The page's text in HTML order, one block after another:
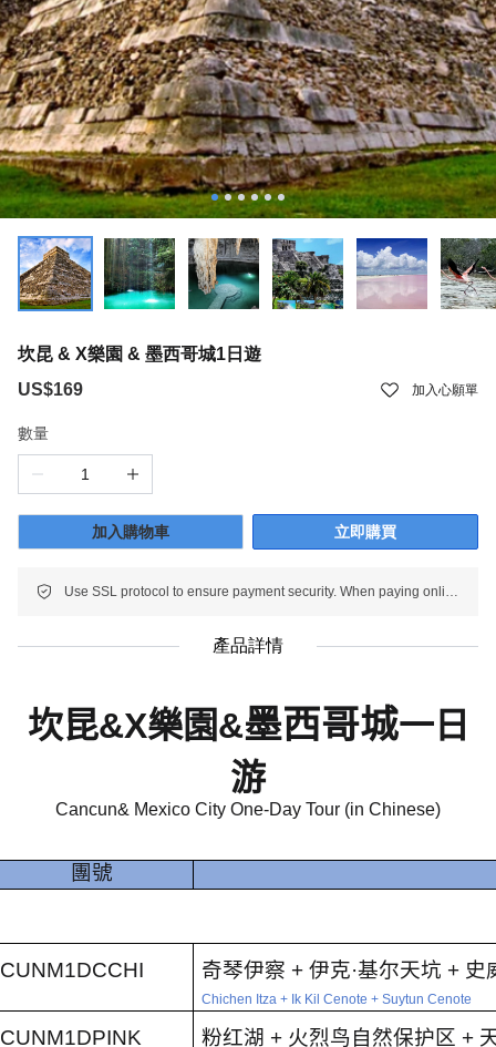
坎昆 & X樂園 & 墨西哥城1日遊
US$169
加入心願單
數量
加入購物車 立即購買
Use SSL protocol to ensure payment security. When paying online, your payment information is protected.
產品詳情
坎昆&X樂園&墨西哥城一日
游
Cancun& Mexico City One-Day Tour (in Chinese)
團號
CUNM1DCCHI 奇琴伊察 + 伊克·基尔天坑 + 史
Chichen Itza + Ik Kil Cenote + Suytun Cenote
CUNM1DPINK 粉红湖 + 火烈鸟自然保护区 +